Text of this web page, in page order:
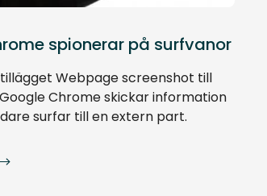
spionerar på surfvanor
Webpage screenshot till
Chrome skickar information
surfar till en extern part.